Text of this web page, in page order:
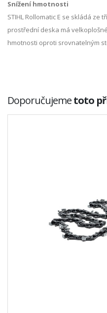
Snížení hmotnosti
STIHL Rollomatic E se skládá ze
prostřední deska má
hmotnosti oproti srovnatelným
Doporučujemetoto